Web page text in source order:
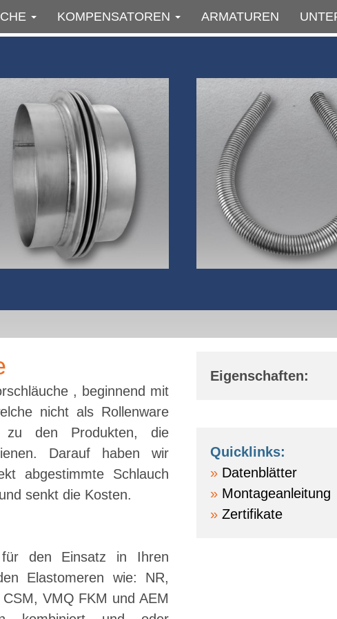
KOMPENSATOREN ARMATUREN
, beginnend mit
nicht als Rollenware
zu den Produkten, die
Darauf haben wir
abgestimmte Schlauch
senkt die Kosten.
den Einsatz in Ihren
Elastomeren wie: NR,
VMQ FKM und AEM
Eigenschaften:
Quicklinks:
Datenblätter
Montageanleitung
Zertifikate